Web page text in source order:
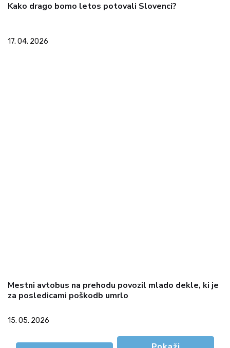
Kako drago bomo letos potovali Slovenci?
17. 04. 2026
Mestni avtobus na prehodu povozil mlado dekle, ki je
za posledicami poškodb umrlo
15. 05. 2026